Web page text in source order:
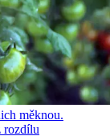
měknou.
rozdílu